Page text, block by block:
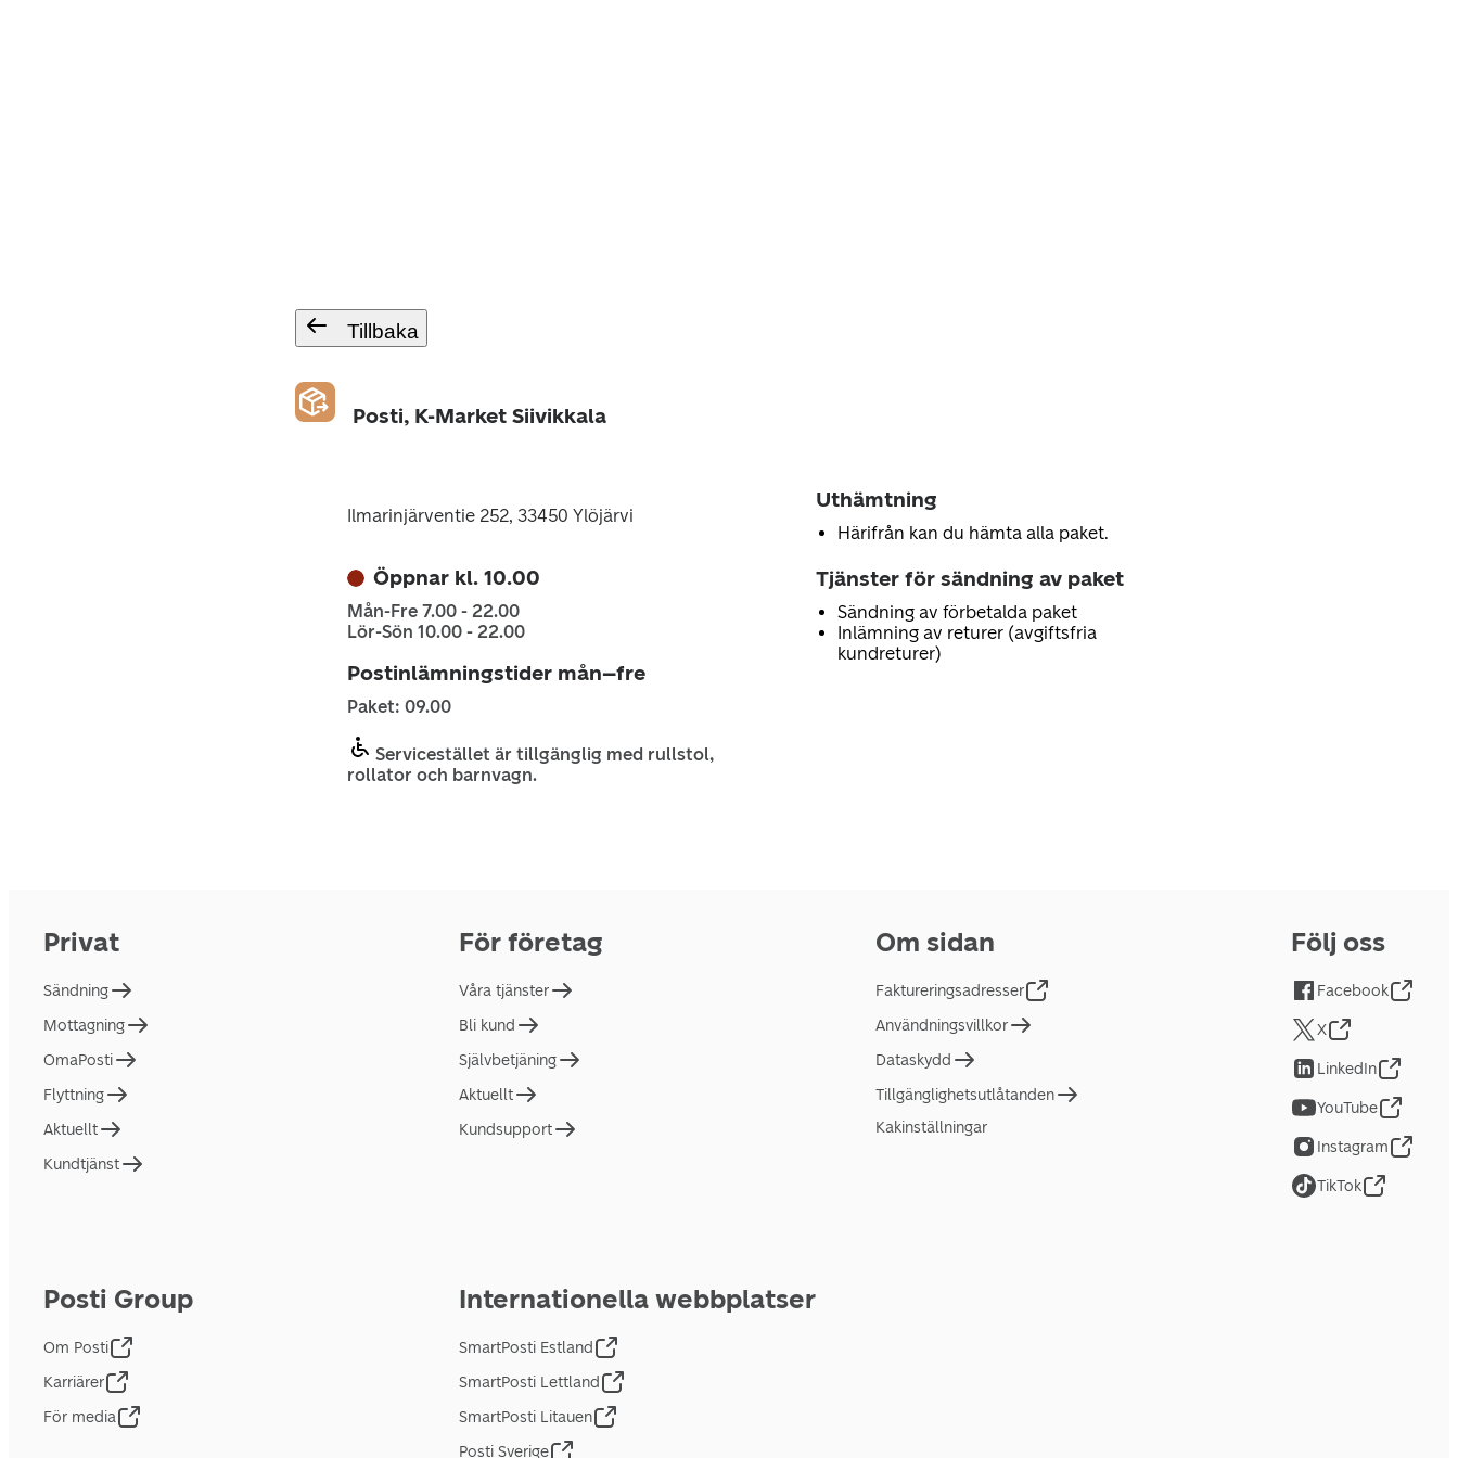
Tillbaka
Posti, K-Market Siivikkala
Ilmarinjärventie 252, 33450 Ylöjärvi
Öppnar kl. 10.00
Mån-Fre 7.00 - 22.00
Lör-Sön 10.00 - 22.00
Postinlämningstider mån–fre
Paket: 09.00
Servicestället är tillgänglig med rullstol,
rollator och barnvagn.
Uthämtning
Härifrån kan du hämta alla paket.
Tjänster för sändning av paket
Sändning av förbetalda paket
Inlämning av returer (avgiftsfria
kundreturer)
Privat
Sändning
Mottagning
OmaPosti
Flyttning
Aktuellt
Kundtjänst
För företag
Våra tjänster
Bli kund
Självbetjäning
Aktuellt
Kundsupport
Om sidan
Faktureringsadresser
Användningsvillkor
Dataskydd
Tillgänglighetsutlåtanden
Kakinställningar
Posti Group
Om Posti
Karriärer
För media
Internationella webbplatser
SmartPosti Estland
SmartPosti Lettland
SmartPosti Litauen
Posti Sverige
Följ oss
Facebook
X
LinkedIn
YouTube
Instagram
TikTok